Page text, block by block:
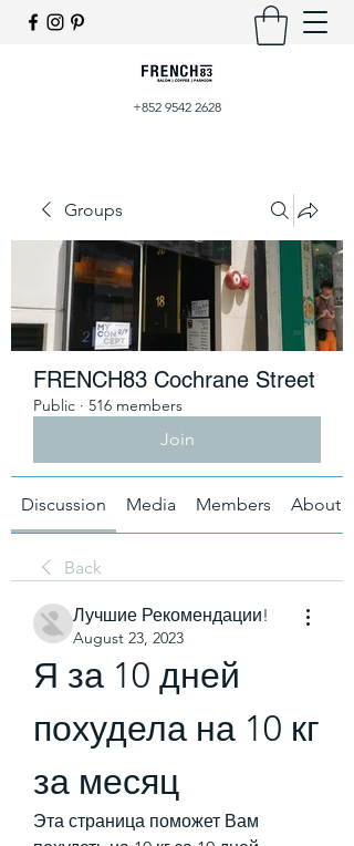
+852 9542 2628
Groups
FRENCH83 Cochrane Street
Public · 516 members
Join
Discussion Media Members About
Back
Лучшие Рекомендации!
August 23, 2023
Я за 10 дней
похудела на 10 кг
за месяц
Эта страница поможет Вам